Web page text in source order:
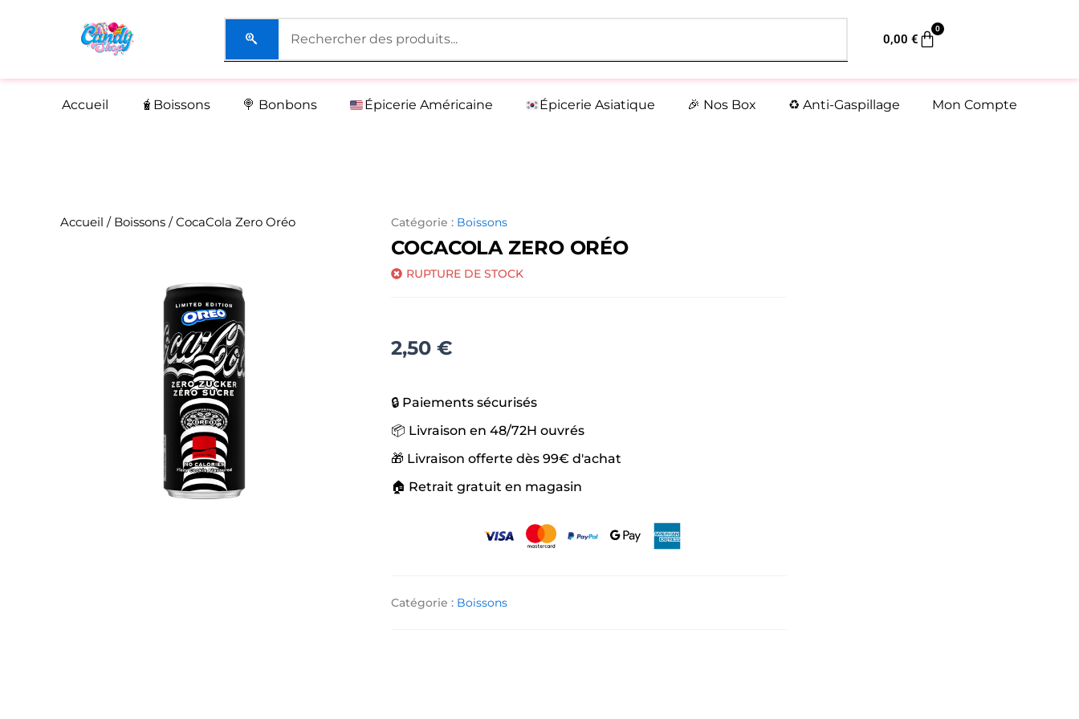
0,00€
0
Panier
Accueil 🧋Boissons 🍭 Bonbons Épicerie Américaine Épicerie Asiatique 🎉 Nos Box ♻️ Anti-Gaspillage Mon Compte
Accueil / Boissons / CocaCola Zero Oréo Catégorie : Boissons
COCACOLA ZERO ORÉO
RUPTURE DE STOCK
2,50 €
🔒 Paiements sécurisés
📦 Livraison en 48/72H ouvrés
🎁 Livraison offerte dès 99€ d'achat
🏠 Retrait gratuit en magasin
Catégorie : Boissons